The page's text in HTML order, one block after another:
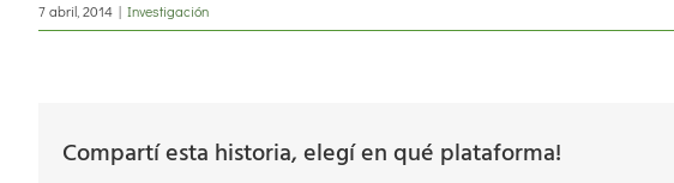
7 abril, 2014 | Investigación
Compartí esta historia, elegí en qué plataforma!